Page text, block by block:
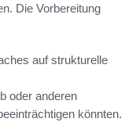
Die Vorbereitung
auf strukturelle
oder anderen
könnten.